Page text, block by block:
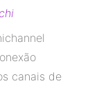
canais de